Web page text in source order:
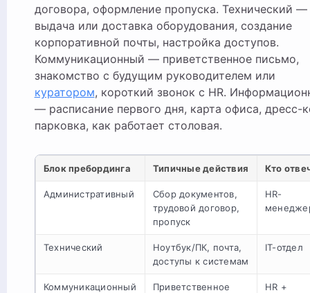
договора, оформление пропуска. Технический —
выдача или доставка оборудования, создание
корпоративной почты, настройка доступов.
Коммуникационный — приветственное письмо,
знакомство с будущим руководителем или
куратором, короткий звонок с HR.
— расписание первого дня, карта офиса, дресс-
парковка, как работает столовая.
Блок пребординга Типичные действия Кто
Административный
Сбор документов,
трудовой договор,
пропуск
HR-
Технический
Ноутбук/ПК, почта,
доступы к системам
IT-отдел
Коммуникационный
Приветственное
HR +